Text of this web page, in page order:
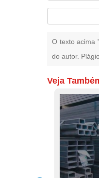
O texto acima
do autor.
Veja